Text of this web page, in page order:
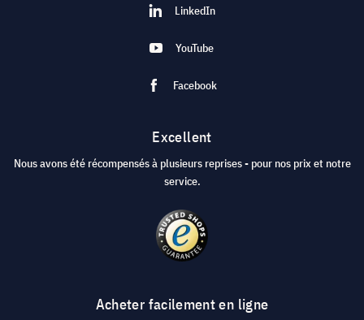
LinkedIn
YouTube
Facebook
Excellent
Nous avons été récompensés à plusieurs reprises - pour nos prix et notre
service.
Acheter facilement en ligne